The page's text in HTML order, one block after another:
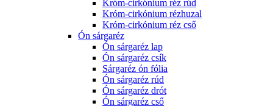
Króm-cirkónium réz rúd
Króm-cirkónium rézhuzal
Króm-cirkónium réz cső
Ón sárgaréz
Ón sárgaréz lap
Ón sárgaréz csík
Sárgaréz ón fólia
Ón sárgaréz rúd
Ón sárgaréz drót
Ón sárgaréz cső